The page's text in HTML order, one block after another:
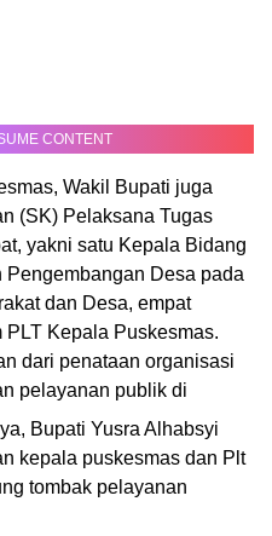
CONTENT
Wakil Bupati juga
(SK) Pelaksana Tugas
yakni satu Kepala Bidang
Desa pada
dan Desa, empat
PLT Kepala Puskesmas.
dari penataan organisasi
pelayanan publik di
Bupati Yusra Alhabsyi
kepala puskesmas dan Plt
tombak pelayanan